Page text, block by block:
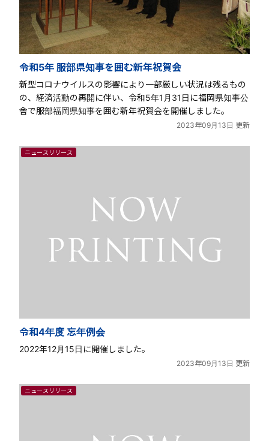
令和5年 服部県知事を囲む新年祝賀会
新型コロナウイルスの影響により一部厳しい状況は残るもの
の、経済活動の再開に伴い、令和5年1月31日に福岡県知事公
舎で服部福岡県知事を囲む新年祝賀会を開催しました。
2023年09月13日 更新
ニュースリリース
令和4年度 忘年例会
2022年12月15日に開催しました。
2023年09月13日 更新
ニュースリリース